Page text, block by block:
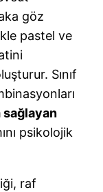
göz
pastel ve
Sınıf
sağlayan
psikolojik
raf